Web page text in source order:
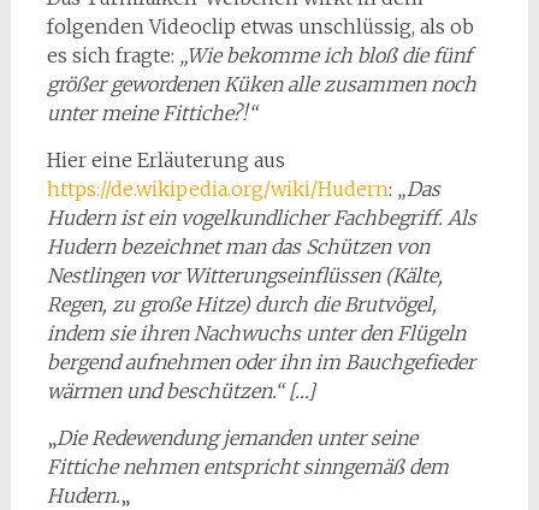
folgenden Videoclip etwas unschlüssig, als ob
es sich fragte: „Wie bekomme ich bloß die fünf
größer gewordenen Küken alle zusammen noch
unter meine Fittiche?!“
Hier eine Erläuterung aus
https://de.wikipedia.org/wiki/Hudern: „Das
Hudern ist ein vogelkundlicher Fachbegriff. Als
Hudern bezeichnet man das Schützen von
Nestlingen vor Witterungseinflüssen (Kälte,
Regen, zu große Hitze) durch die Brutvögel,
indem sie ihren Nachwuchs unter den Flügeln
bergend aufnehmen oder ihn im Bauchgefieder
wärmen und beschützen.“ […]
„Die Redewendung jemanden unter seine
Fittiche nehmen entspricht sinngemäß dem
Hudern.„